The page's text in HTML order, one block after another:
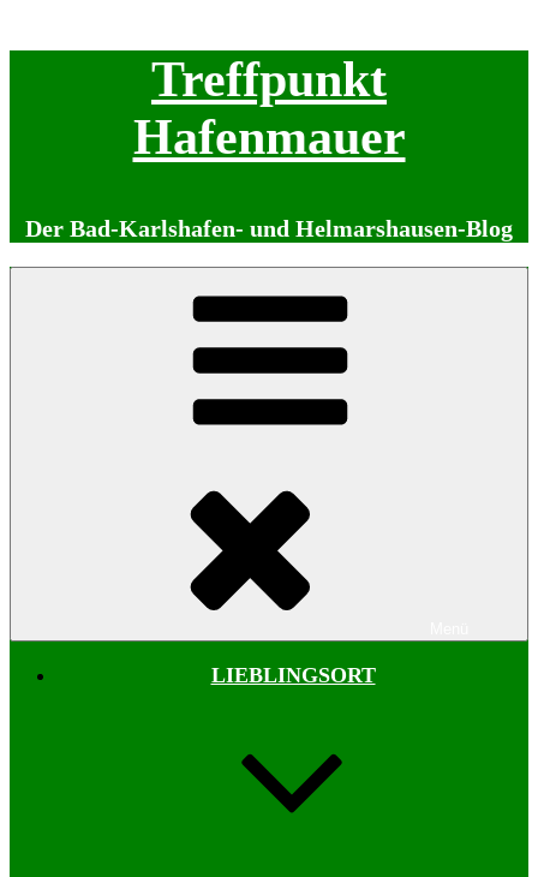
Treffpunkt
Hafenmauer
Der Bad-Karlshafen- und Helmarshausen-Blog
LIEBLINGSORT